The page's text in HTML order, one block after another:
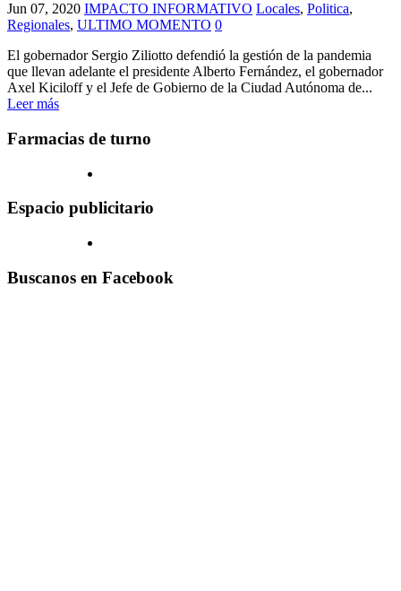
Jun 07, 2020 IMPACTO INFORMATIVO Locales, Politica,
Regionales, ULTIMO MOMENTO 0
El gobernador Sergio Ziliotto defendió la gestión de la pandemia
que llevan adelante el presidente Alberto Fernández, el gobernador
Axel Kiciloff y el Jefe de Gobierno de la Ciudad Autónoma de...
Leer más
Farmacias de turno
Espacio publicitario
Buscanos en Facebook